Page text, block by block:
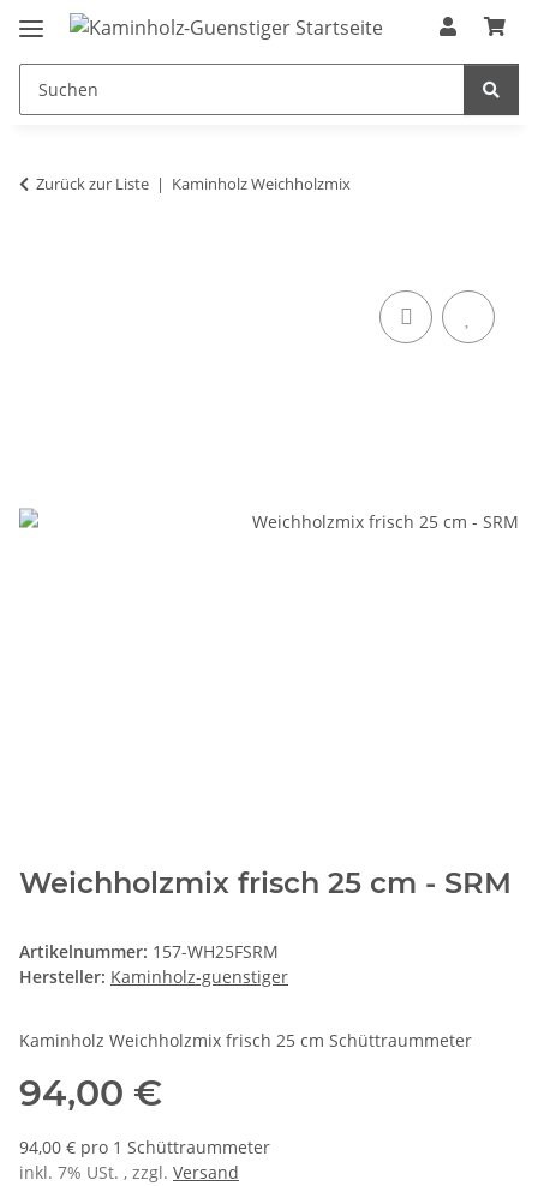
Zurück zur Liste Kaminholz Weichholzmix
Weichholzmix frisch 25 cm - SRM
Artikelnummer: 157-WH25FSRM
Hersteller: Kaminholz-guenstiger
Kaminholz Weichholzmix frisch 25 cm Schüttraummeter
94,00 €
94,00 € pro 1 Schüttraummeter
inkl. 7% USt. , zzgl. Versand